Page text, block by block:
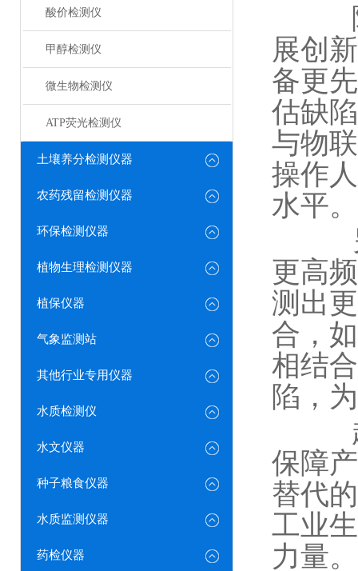
酸价检测仪
甲醇检测仪
微生物检测仪
ATP荧光检测仪
土壤养分检测仪器
农药残留检测仪器
环保检测仪器
植物生理检测仪器
植保仪器
气象监测站
其他行业专用仪器
水质检测仪
水文仪器
种子粮食仪器
水质监测仪器
药检仪器
随
展创
备更
估缺
与物
操作
水平。
另
更高
测出
合，
相结
陷，
超
保障
替代
工业
力量。